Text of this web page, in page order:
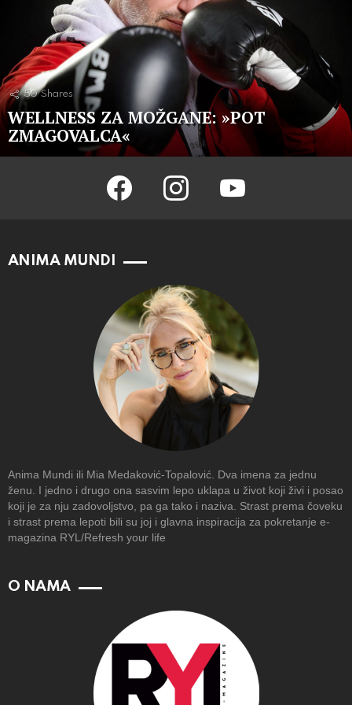
50 Shares
WELLNESS ZA MOŽGANE: »POT
ZMAGOVALCA«
facebook instagram youtube
ANIMA MUNDI
Anima Mundi ili Mia Medaković-Topalović. Dva imena za jednu
ženu. I jedno i drugo ona sasvim lepo uklapa u život koji živi i posao
koji je za nju zadovoljstvo, pa ga tako i naziva. Strast prema čoveku
i strast prema lepoti bili su joj i glavna inspiracija za pokretanje e-
magazina RYL/Refresh your life
O NAMA